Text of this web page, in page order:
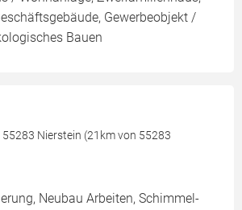
Gewerbeobjekt /
Bauen
55283 Nierstein (21km von 55283
Neubau Arbeiten, Schimmel-